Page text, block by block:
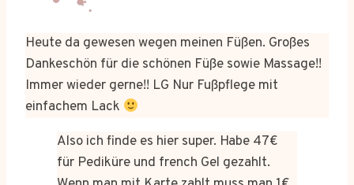
Heute da gewesen wegen meinen Füßen. Großes
Dankeschön für die schönen Füße sowie Massage!!
Immer wieder gerne!! LG Nur Fußpflege mit
einfachem Lack
Also ich finde es hier super. Habe 47€
für Pediküre und french Gel gezahlt.